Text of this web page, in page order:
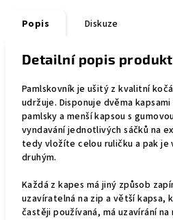
Popis Diskuze
Detailní popis
Pamlskovník je ušitý z kvalitní
udržuje. Disponuje dvěma
pamlsky a menší kapsou s
vyndavání jednotlivých sáčků na
tedy vložíte celou ruličku a pak je
druhým.
Každá z kapes má jiný způsob
uzavíratelná na zip a větší kapsa,
častěji používaná, má uzavírání na